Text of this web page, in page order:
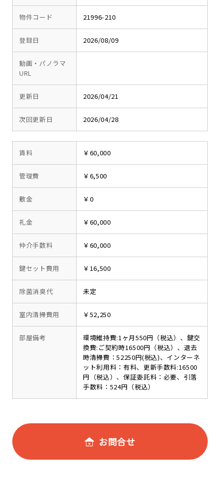
物件コード 21996-210
登録日 2026/08/09
動画・パノラマ
URL
更新日 2026/04/21
次回更新日 2026/04/28
賃料 ￥60,000
管理費 ￥6,500
敷金 ￥0
礼金 ￥60,000
仲介手数料 ￥60,000
鍵セット費用 ￥16,500
除菌消臭代 未定
室内清掃費用 ￥52,250
部屋備考
環境維持費:1ヶ月550円（税込）、鍵交
換費:ご契約時16500円（税込）、退去
時清掃費：52250円(税込)、インターネ
ット利用料：有料、更新手数料:16500
円（税込）、保証委託料：必要、引落
手数料：524円（税込）
お問合せ